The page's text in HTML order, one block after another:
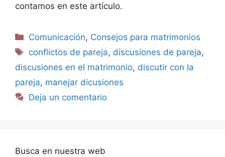
contamos en este artículo.
Comunicación, Consejos para matrimonios
conflictos de pareja, discusiones de pareja,
discusiones en el matrimonio, discutir con la
pareja, manejar dicusiones
Deja un comentario
Busca en nuestra web